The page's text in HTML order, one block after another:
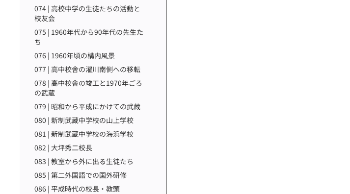
074 | 高校中学の生徒たちの活動と
校友会
075 | 1960年代から90年代の先生た
ち
076 | 1960年頃の構内風景
077 | 高中校舎の濯川南側への移転
078 | 高中校舎の竣工と1970年ごろ
の武蔵
079 | 昭和から平成にかけての武蔵
080 | 新制武蔵中学校の山上学校
081 | 新制武蔵中学校の海浜学校
082 | 大坪秀二校長
083 | 教室から外に出る生徒たち
085 | 第二外国語での国外研修
086 | 平成時代の校長・教頭